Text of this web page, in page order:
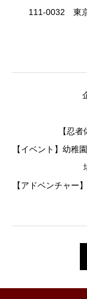
111-0032 東
【忍
【イベント】幼稚
【アドベンチャー